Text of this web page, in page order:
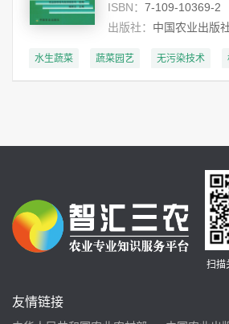
ISBN： 7-109-10369-2
出版社： 中国农业出版
水生蔬菜 蔬菜园艺 无污染技术
扫描
友情链接